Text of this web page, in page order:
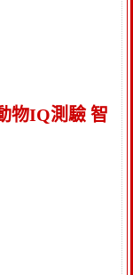
物IQ測驗 智